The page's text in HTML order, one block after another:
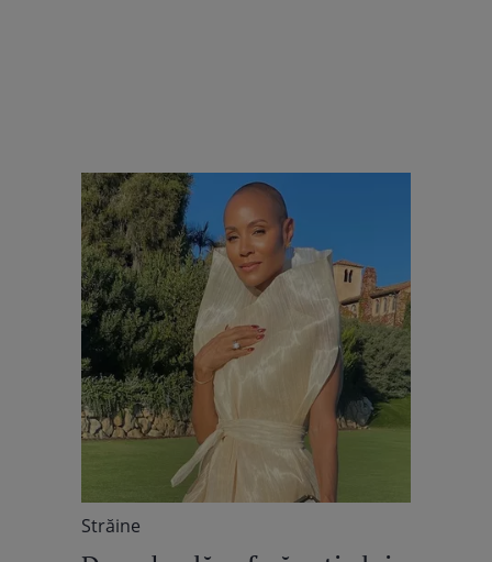
Străine